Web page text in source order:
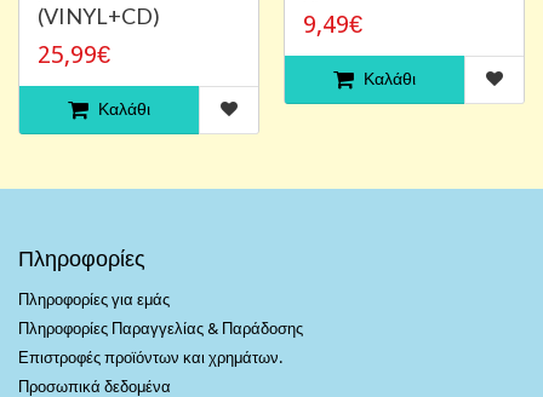
(VINYL+CD)
25,99€
Καλάθι
9,49€
Καλάθι
Πληροφορίες
Πληροφορίες για εμάς
Πληροφορίες Παραγγελίας & Παράδοσης
Επιστροφές προϊόντων και χρημάτων.
Προσωπικά δεδομένα